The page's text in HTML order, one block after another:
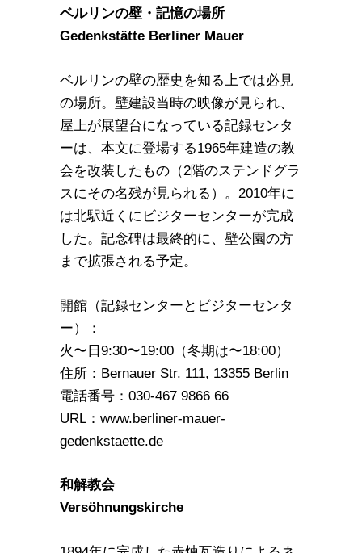
ベルリンの壁・記憶の場所
Gedenkstätte Berliner Mauer
ベルリンの壁の歴史を知る上では必見
の場所。壁建設当時の映像が見られ、
屋上が展望台になっている記録センタ
ーは、本文に登場する1965年建造の教
会を改装したもの（2階のステンドグラ
スにその名残が見られる）。2010年に
は北駅近くにビジターセンターが完成
した。記念碑は最終的に、壁公園の方
まで拡張される予定。
開館（記録センターとビジターセンタ
ー）：
火〜日9:30〜19:00（冬期は〜18:00）
住所：Bernauer Str. 111, 13355 Berlin
電話番号：030-467 9866 66
URL：www.berliner-mauer-
gedenkstaette.de
和解教会
Versöhnungskirche